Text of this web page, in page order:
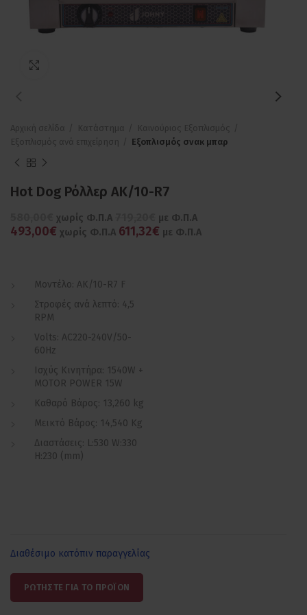
Εξοπλισμός σνακ μπαρ
Hot Dog Ρόλλερ AK/10-R7
χωρίς Φ.Π.Α με Φ.Π.Α
493,00€ χωρίς Φ.Π.Α 611,32€ με Φ.Π.Α
Μοντέλο: AK/10-R7 F
Στροφές ανά λεπτό: 4,5
RPM
Volts: AC220-240V/50-
60Hz
Ισχύς Κινητήρα: 1540W +
MOTOR POWER 15W
Καθαρό Βάρος: 13,260 kg
Μεικτό Βάρος: 14,540 Kg
Διαστάσεις: L:530 W:330
H:230 (mm)
Διαθέσιμο κατόπιν παραγγελίας
ΡΩΤΗΣΤΕ ΓΙΑ ΤΟ ΠΡΟΪΟΝ